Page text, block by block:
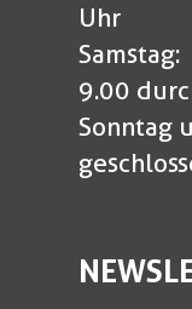
Uhr
Samstag:
9.00
Sonntag